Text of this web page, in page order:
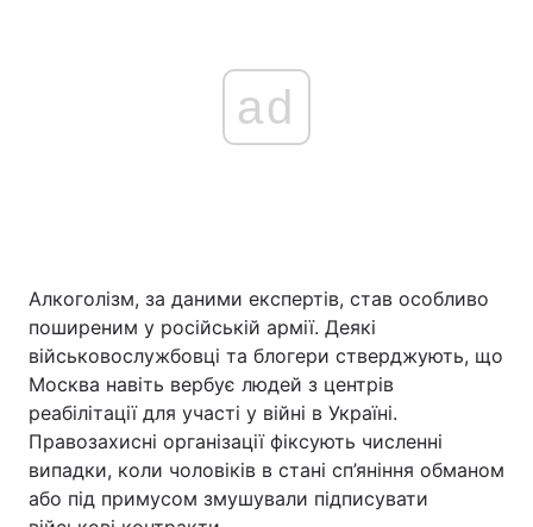
ad
Алкоголізм, за даними експертів, став особливо
поширеним у російській армії. Деякі
військовослужбовці та блогери стверджують, що
Москва навіть вербує людей з центрів
реабілітації для участі у війні в Україні.
Правозахисні організації фіксують численні
випадки, коли чоловіків в стані сп’яніння обманом
або під примусом змушували підписувати